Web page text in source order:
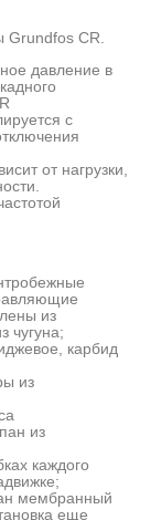
Grundfos CR.
давление в
с
от нагрузки,
из
чугуна;
карбид
из
из
каждого
мембранный
еще